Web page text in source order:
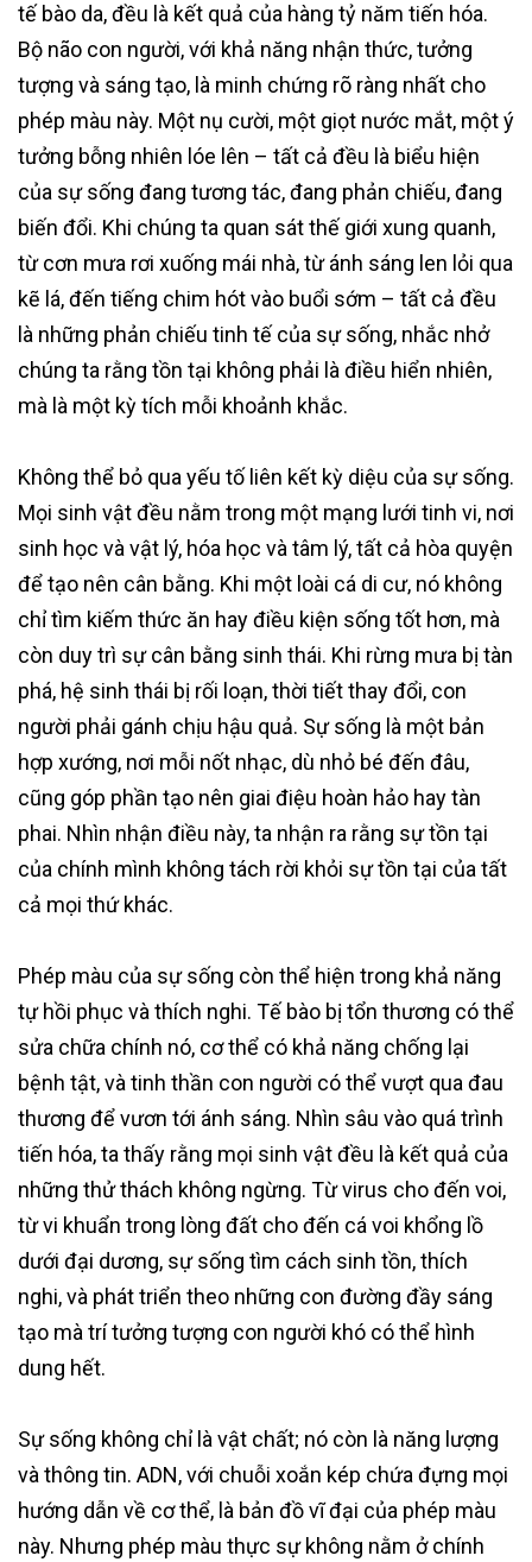
tế bào da, đều là kết quả của hàng tỷ năm tiến hóa.
Bộ não con người, với khả năng nhận thức, tưởng
tượng và sáng tạo, là minh chứng rõ ràng nhất cho
phép màu này. Một nụ cười, một giọt nước mắt, một ý
tưởng bỗng nhiên lóe lên – tất cả đều là biểu hiện
của sự sống đang tương tác, đang phản chiếu, đang
biến đổi. Khi chúng ta quan sát thế giới xung quanh,
từ cơn mưa rơi xuống mái nhà, từ ánh sáng len lỏi qua
kẽ lá, đến tiếng chim hót vào buổi sớm – tất cả đều
là những phản chiếu tinh tế của sự sống, nhắc nhở
chúng ta rằng tồn tại không phải là điều hiển nhiên,
mà là một kỳ tích mỗi khoảnh khắc.
Không thể bỏ qua yếu tố liên kết kỳ diệu của sự sống.
Mọi sinh vật đều nằm trong một mạng lưới tinh vi, nơi
sinh học và vật lý, hóa học và tâm lý, tất cả hòa quyện
để tạo nên cân bằng. Khi một loài cá di cư, nó không
chỉ tìm kiếm thức ăn hay điều kiện sống tốt hơn, mà
còn duy trì sự cân bằng sinh thái. Khi rừng mưa bị tàn
phá, hệ sinh thái bị rối loạn, thời tiết thay đổi, con
người phải gánh chịu hậu quả. Sự sống là một bản
hợp xướng, nơi mỗi nốt nhạc, dù nhỏ bé đến đâu,
cũng góp phần tạo nên giai điệu hoàn hảo hay tàn
phai. Nhìn nhận điều này, ta nhận ra rằng sự tồn tại
của chính mình không tách rời khỏi sự tồn tại của tất
cả mọi thứ khác.
Phép màu của sự sống còn thể hiện trong khả năng
tự hồi phục và thích nghi. Tế bào bị tổn thương có thể
sửa chữa chính nó, cơ thể có khả năng chống lại
bệnh tật, và tinh thần con người có thể vượt qua đau
thương để vươn tới ánh sáng. Nhìn sâu vào quá trình
tiến hóa, ta thấy rằng mọi sinh vật đều là kết quả của
những thử thách không ngừng. Từ virus cho đến voi,
từ vi khuẩn trong lòng đất cho đến cá voi khổng lồ
dưới đại dương, sự sống tìm cách sinh tồn, thích
nghi, và phát triển theo những con đường đầy sáng
tạo mà trí tưởng tượng con người khó có thể hình
dung hết.
Sự sống không chỉ là vật chất; nó còn là năng lượng
và thông tin. ADN, với chuỗi xoắn kép chứa đựng mọi
hướng dẫn về cơ thể, là bản đồ vĩ đại của phép màu
này. Nhưng phép màu thực sự không nằm ở chính